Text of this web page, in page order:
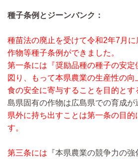
種子条例とジーンバンク：
種苗法の廃止を受けて令和2年7月
作物等種子条例ができました。
第一条には『奨励品種の種子の安定
図り、もって本県農業の生産性の
食の安全に寄与することを目的とす
島県固有の作物は広島県での育成が
県外に持ち出すことは第一条の目的
す。
第三条には 『本県農業の競争力の